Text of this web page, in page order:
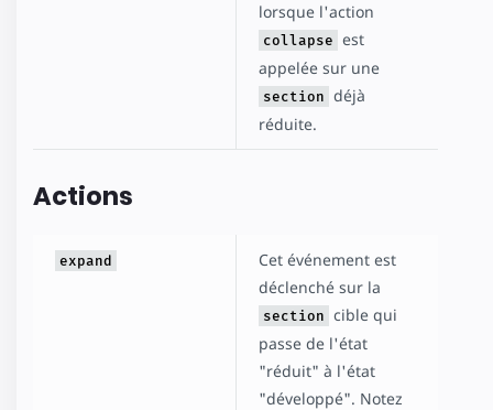
lorsque l'action
collapse est
appelée sur une
section déjà
réduite.
Actions
expand
Cet événement est
déclenché sur la
section cible qui
passe de l'état
"réduit" à l'état
"développé". Notez